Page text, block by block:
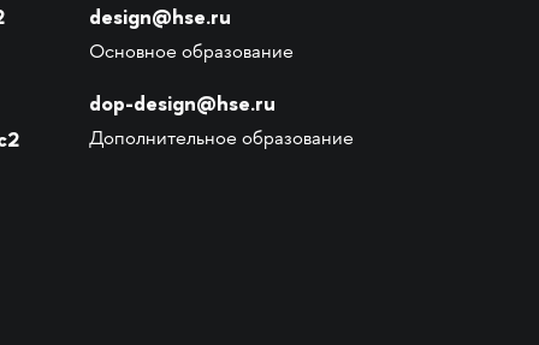
design@hse.ru
Основное образование
dop-design@hse.ru
Дополнительное образование